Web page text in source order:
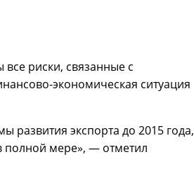
риски, связанные с
экономическая ситуация
развития экспорта до 2015 года,
полной мере», — отметил